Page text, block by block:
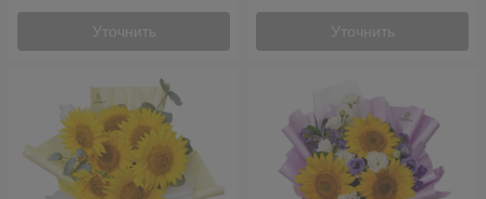
Уточнить Уточнить